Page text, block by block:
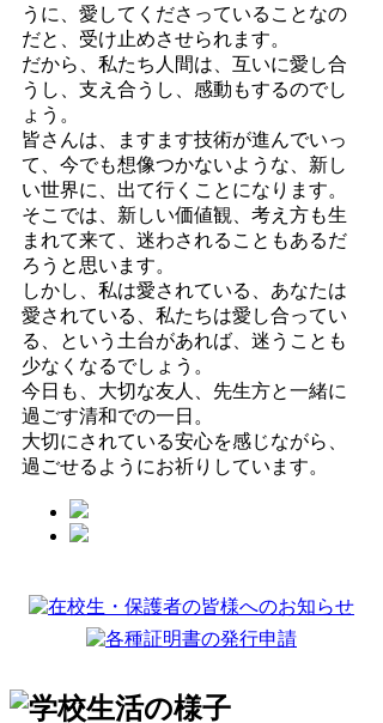
うに、愛してくださっていることなの
だと、受け止めさせられます。
だから、私たち人間は、互いに愛し合
うし、支え合うし、感動もするのでし
ょう。
皆さんは、ますます技術が進んでいっ
て、今でも想像つかないような、新し
い世界に、出て行くことになります。
そこでは、新しい価値観、考え方も生
まれて来て、迷わされることもあるだ
ろうと思います。
しかし、私は愛されている、あなたは
愛されている、私たちは愛し合ってい
る、という土台があれば、迷うことも
少なくなるでしょう。
今日も、大切な友人、先生方と一緒に
過ごす清和での一日。
大切にされている安心を感じながら、
過ごせるようにお祈りしています。